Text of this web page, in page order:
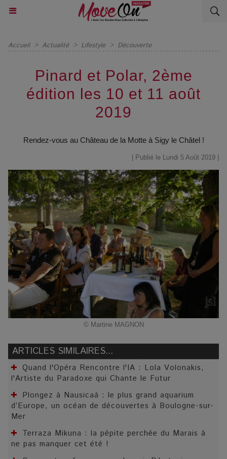
Accueil > Actualité > Lifestyle > Découverte
Pinard et Polar, 2ème
édition les 10 et 11 août
2019
Rendez-vous au Château de la Motte à Sigy le Châtel !
| Publié le Lundi 5 Août 2019 |
©️ Martine MAGNON
ARTICLES SIMILAIRES...
Quand l'Opéra Rencontre l'IA : Lola Volonakis,
l'Artiste du Paradoxe qui Chante le Futur
Plongez à Nausicaá : le plus grand aquarium
d’Europe, un océan de découvertes à Boulogne-sur-
Mer
Terraza Mikuna : la pépite perchée du Marais à
ne pas manquer cet été !